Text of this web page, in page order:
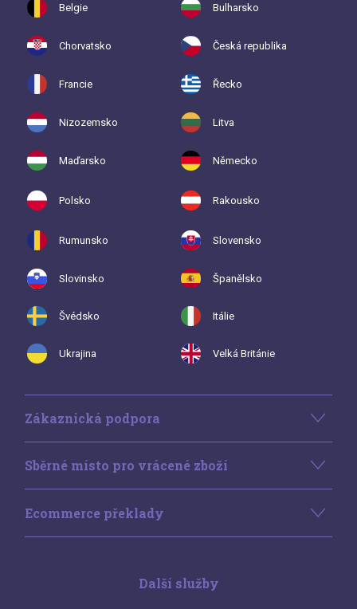
Belgie Bulharsko
Chorvatsko Česká republika
Francie Řecko
Nizozemsko Litva
Maďarsko Německo
Polsko Rakousko
Rumunsko Slovensko
Slovinsko Španělsko
Švédsko Itálie
Ukrajina Velká Británie
Zákaznická podpora
Sběrné místo pro vrácené zboží
Ecommerce překlady
Další služby